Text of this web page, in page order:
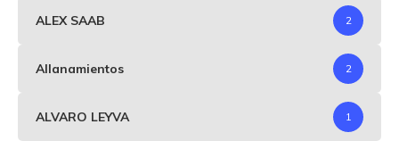
ALEX SAAB 2
Allanamientos 2
ALVARO LEYVA 1